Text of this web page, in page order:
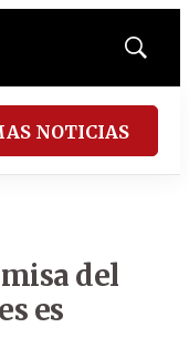
Mostrar
NOTICIAS
del
es